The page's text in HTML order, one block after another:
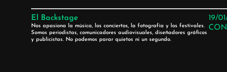
El Backstage
Nos apasiona la música, los conciertos, la fotografía y los festivales.
Somos periodistas, comunicadores audiovisuales, diseñadores gráficos
y publicistas. No podemos parar quietos ni un segundo.
19/